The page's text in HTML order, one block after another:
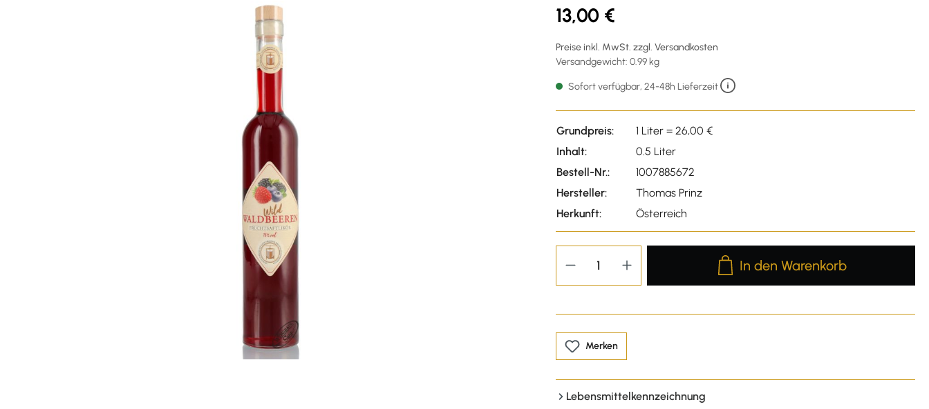
13,00 €
Preise inkl. MwSt. zzgl. Versandkosten
Versandgewicht: 0.99 kg
Sofort verfügbar, 24-48h Lieferzeit
Grundpreis:
1 Liter = 26,00 €
Inhalt:
0.5 Liter
Bestell-Nr.:
1007885672
Hersteller:
Thomas Prinz
Herkunft:
Österreich
Produkt Anzahl: Gib den
In den Warenkorb
Merken
Lebensmittelkennzeichnung